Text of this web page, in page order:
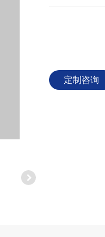
定制咨询